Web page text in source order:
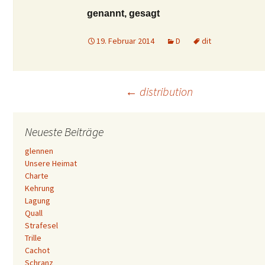
genannt, gesagt
19. Februar 2014 D dit
Beitrags-
Navigation
← distribution
Neueste Beiträge
glennen
Unsere Heimat
Charte
Kehrung
Lagung
Quall
Strafesel
Trille
Cachot
Schranz